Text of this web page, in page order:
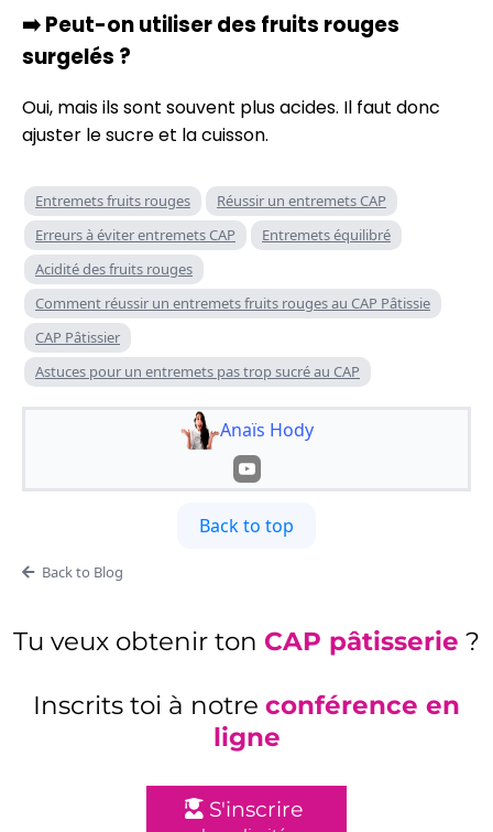
➡️Peut-on utiliser des fruits rouges
surgelés ?
Oui, mais ils sont souvent plus acides. Il faut donc
ajuster le sucre et la cuisson.
Entremets fruits rouges
Réussir un entremets CAP
Erreurs à éviter entremets CAP
Entremets équilibré
Acidité des fruits rouges
Comment réussir un entremets fruits rouges au CAP Pâtissie
CAP Pâtissier
Astuces pour un entremets pas trop sucré au CAP
Anaïs Hody
Back to top
Back to Blog
Tu veux obtenir ton CAP pâtisserie ?
Inscrits toi à notre conférence en
ligne
S'inscrire